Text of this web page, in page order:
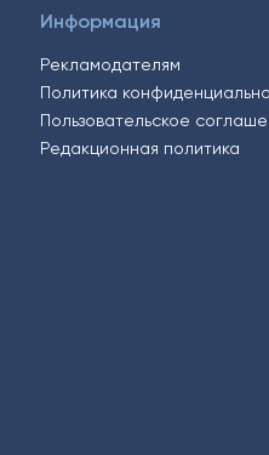
Информация
Рекламодателям
Политика
Пользовательское
Редакционная политика